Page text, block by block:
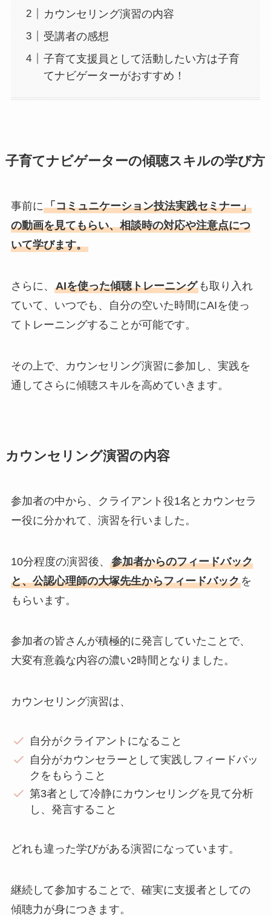
カウンセリング演習の内容
受講者の感想
子育て支援員として活動したい方は子育
てナビゲーターがおすすめ！
子育てナビゲーターの傾聴スキルの学び方
事前に「コミュニケーション技法実践セミナー」
の動画を見てもらい、相談時の対応や注意点につ
いて学びます。
さらに、 AIを使った傾聴トレーニングも取り入れ
ていて、いつでも、自分の空いた時間にAIを使っ
てトレーニングすることが可能です。
その上で、カウンセリング演習に参加し、実践を
通してさらに傾聴スキルを高めていきます。
カウンセリング演習の内容
参加者の中から、クライアント役1名とカウンセラ
ー役に分かれて、演習を行いました。
10分程度の演習後、 参加者からのフィードバック
と、公認心理師の大塚先生からフィードバックを
もらいます。
参加者の皆さんが積極的に発言していたことで、
大変有意義な内容の濃い2時間となりました。
カウンセリング演習は、
自分がクライアントになること
自分がカウンセラーとして実践しフィードバッ
クをもらうこと
第3者として冷静にカウンセリングを見て分析
し、発言すること
どれも違った学びがある演習になっています。
継続して参加することで、確実に支援者としての
傾聴力が身につきます。